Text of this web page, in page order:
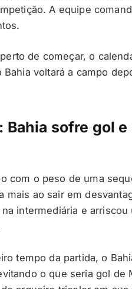
A equipe
de começar, o
voltará a campo
Bahia sofre gol
com o peso de uma
mais ao sair em
intermediária e
tempo da partida, o
o que seria gol de